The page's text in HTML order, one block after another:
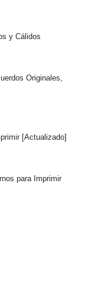
y Cálidos
Originales,
[Actualizado]
para Imprimir